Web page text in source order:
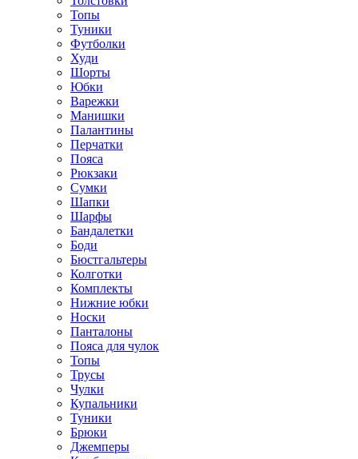
Топы
Туники
Футболки
Худи
Шорты
Юбки
Варежки
Манишки
Палантины
Перчатки
Пояса
Рюкзаки
Сумки
Шапки
Шарфы
Бандалетки
Боди
Бюстгальтеры
Колготки
Комплекты
Нижние юбки
Носки
Панталоны
Поясa для чулок
Топы
Трусы
Чулки
Купальники
Туники
Брюки
Джемперы